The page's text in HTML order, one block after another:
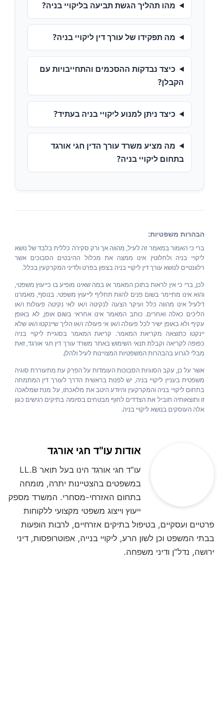
מהו תהליך הגשת תביעה בליקויי בניה?
מה תפקידו של עורך דין ליקויי בניה?
כיצד נבדקות ההסכמים והתחייבויות עם
הקבלן?
כיצד ניתן למנוע ליקויי בניה בעתיד?
מה מציע משרד עורך הדין חגי אורגד
בתחום ליקויי בניה?
הבהרות משפטיות:
ברי כי האמור במאמר זה לעיל, מהווה אך ורק סקירה כללית בלבד של נושא
ליקויי בניה ולחלוטין אינו ממצה את מכלול ההיבטים הסבוכים אשר
רלוונטיים לנושא עורך דין ליקויי בניה בצפון בפרט ולדיני המקרקעין בכלל.
לכן, ברי כי אין לראות בתוכן המאמר או במה שאינו מופיע בו כייעוץ משפטי,
והוא אינו מתיימר בשום פנים להוות תחליף לייעוץ משפטי. בנוסף, מאמרנו
דלעיל אינו מהווה כלל ועיקר הצעה לנקיטה ו/או לאי נקיטה פעולות ו/או
הליכים כאלה ואחרים. כותב המאמר אינו אחראי בשום אופן, לא באופן
עקיף ולא באופן ישיר לכל פעולה ו/או אי פעולה ו/או הליך שיינקטו ו/או שלא
יינקטו כתוצאה מקריאת המאמר. קריאת המאמר בסוגיית ליקויי בניה
כפופה לקריאה וקבלת תנאי השימוש באתר משרד עורך דין חגי אורגד, זאת
מבלי לגרוע בהבהרות המשפטיות המצויינות לעיל ולהלן.
אשר על כן, עקב הסוגיות הסבוכות העומדות על הפרק עת מתעוררת סוגיה
משפטית בעניין ליקויי בניה, יש לפנות בראשית הדרך לעורך דין המתמחה
בתחום ליקויי בניה והמקרקעין והיודע היטב את מלאכתו, על מנת שמלאכה
זו ותוצאותיה תוביל את הצדדים לחוף מבטחים בסיומה בתיקים רגישים כגון
אלה העוסקים בנושא ליקויי בניה.
אודות עו"ד חגי אורגד
עו"ד חגי אורגד הינו בעל תואר LL.B
במשפטים בהצטיינות יתרה, מומחה
בתחום האזרחי-מסחרי. המשרד מספק
ייעוץ וייצוג משפטי מקצועי ללקוחות
פרטיים ועסקיים, בטיפול בתיקים אזרחיים, לרבות הופעות
בבתי המשפט וכן לשון הרע, ליקויי בנייה, אפוטרופסות, דיני
ירושה, נדל"ן ודיני משפחה.